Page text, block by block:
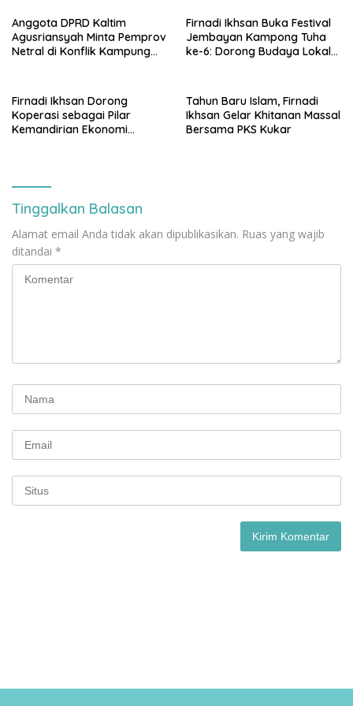
Anggota DPRD Kaltim
Agusriansyah Minta Pemprov
Netral di Konflik Kampung
Firnadi Ikhsan Buka Festival
Jembayan Kampong Tuha
ke-6: Dorong Budaya Lokal
Firnadi Ikhsan Dorong
Koperasi sebagai Pilar
Kemandirian Ekonomi
Tahun Baru Islam, Firnadi
Ikhsan Gelar Khitanan Massal
Bersama PKS Kukar
Tinggalkan Balasan
Alamat email Anda tidak akan dipublikasikan. Ruas yang wajib
ditandai *